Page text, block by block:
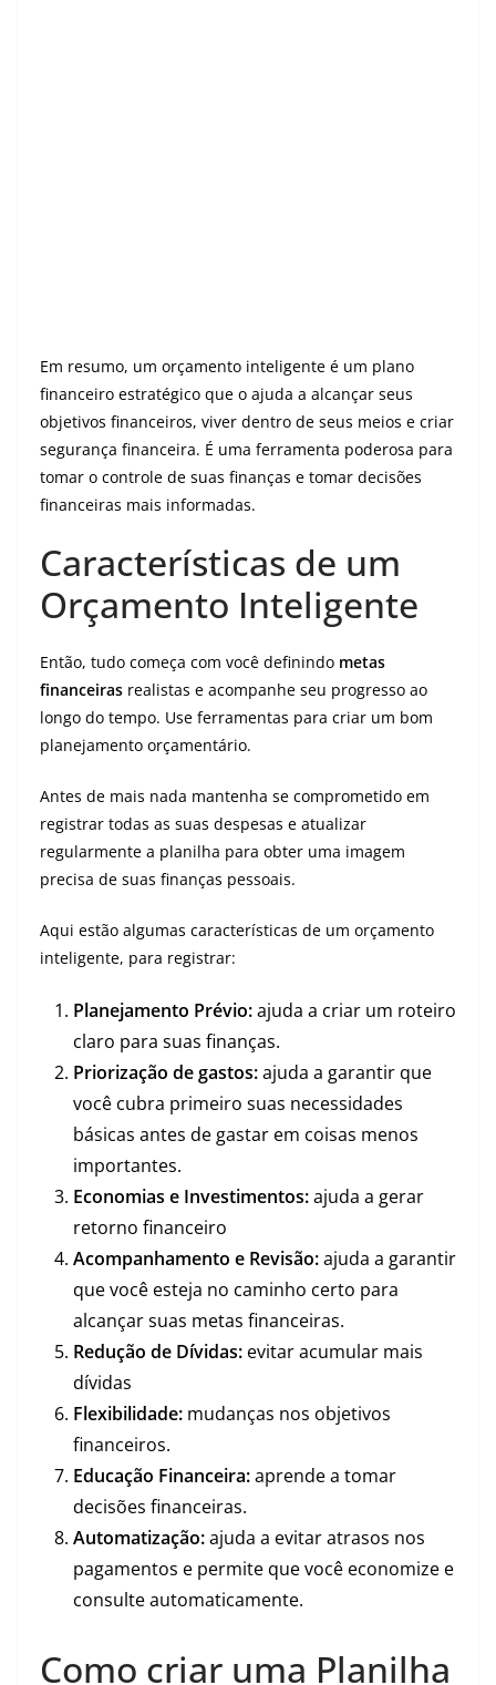
Em resumo, um orçamento inteligente é um plano
financeiro estratégico que o ajuda a alcançar seus
objetivos financeiros, viver dentro de seus meios e criar
segurança financeira. É uma ferramenta poderosa para
tomar o controle de suas finanças e tomar decisões
financeiras mais informadas.
Características de um
Orçamento Inteligente
Então, tudo começa com você definindo metas
financeiras realistas e acompanhe seu progresso ao
longo do tempo. Use ferramentas para criar um bom
planejamento orçamentário.
Antes de mais nada mantenha se comprometido em
registrar todas as suas despesas e atualizar
regularmente a planilha para obter uma imagem
precisa de suas finanças pessoais.
Aqui estão algumas características de um orçamento
inteligente, para registrar:
Planejamento Prévio:ajuda a criar um roteiro
claro para suas finanças.
Priorização de gastos:ajuda a garantir que
você cubra primeiro suas necessidades
básicas antes de gastar em coisas menos
importantes.
Economias e Investimentos:ajuda a gerar
retorno financeiro
Acompanhamento e Revisão:ajuda a garantir
que você esteja no caminho certo para
alcançar suas metas financeiras.
Redução de Dívidas: evitar acumular mais
dívidas
Flexibilidade: mudanças nos objetivos
financeiros.
Educação Financeira:aprende a tomar
decisões financeiras.
Automatização:ajuda a evitar atrasos nos
pagamentos e permite que você economize e
consulte automaticamente.
Como criar uma Planilha